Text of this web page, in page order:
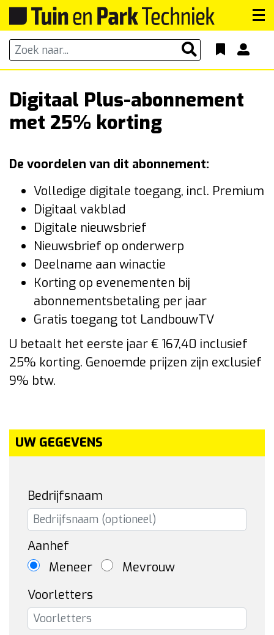
Digitaal Plus-abonnement
met 25% korting
De voordelen van dit abonnement:
Volledige digitale toegang, incl. Premium
Digitaal vakblad
Digitale nieuwsbrief
Nieuwsbrief op onderwerp
Deelname aan winactie
Korting op evenementen bij
abonnementsbetaling per jaar
Gratis toegang tot LandbouwTV
U betaalt het eerste jaar € 167,40 inclusief
25% korting. Genoemde prijzen zijn exclusief
9% btw.
UW GEGEVENS
Bedrijfsnaam
Aanhef
Meneer
Mevrouw
Voorletters